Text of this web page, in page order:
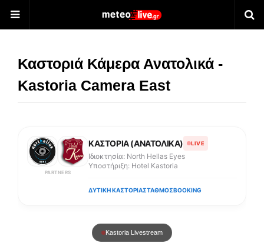
Καστοριά Κάμερα Ανατολικά -
Kastoria Camera East
PARTNERS
ΚΑΣΤΟΡΙΑ (ΑΝΑΤΟΛΙΚΑ) LIVE
Ιδιοκτησία: North Hellas Eyes
Υποστήριξη: Hotel Kastoria
ΔΥΤΙΚΗ ΚΑΣΤΟΡΙΑΣΤΑΘΜΟΣBOOKING
Kastoria Livestream